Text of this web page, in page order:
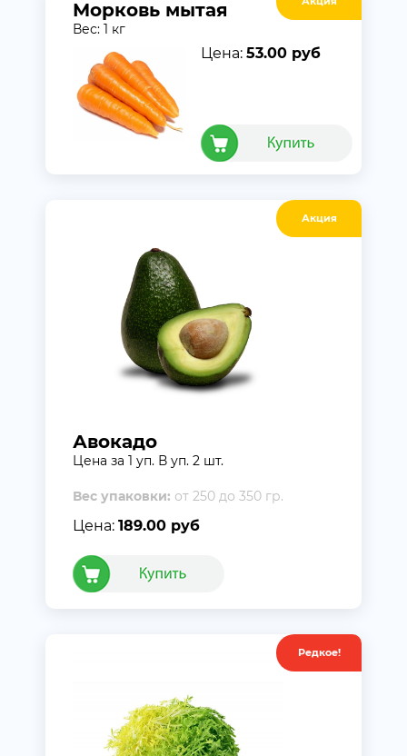
Морковь мытая
Вес: 1 кг
Цена: 53.00 руб
Акция
Авокадо
Цена за 1 уп. В уп. 2 шт.
Вес упаковки: от 250 до 350 гр.
Цена: 189.00 руб
Редкое!